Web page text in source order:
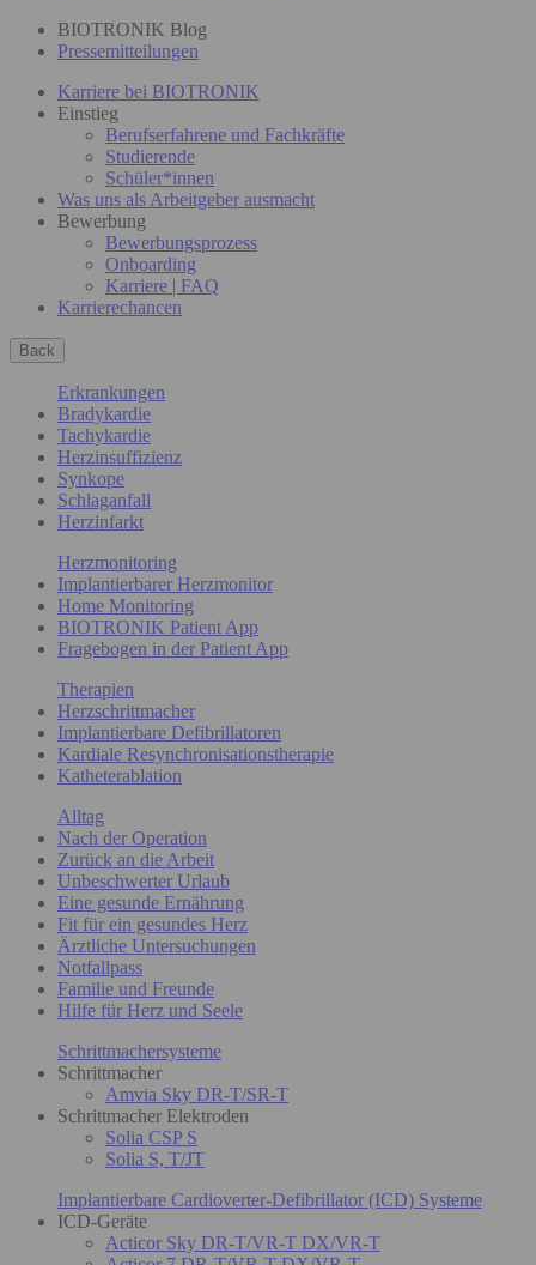
BIOTRONIK Blog
Pressemitteilungen
Karriere bei BIOTRONIK
Einstieg
Berufserfahrene und Fachkräfte
Studierende
Schüler*innen
Was uns als Arbeitgeber ausmacht
Bewerbung
Bewerbungsprozess
Onboarding
Karriere | FAQ
Karrierechancen
Back
Erkrankungen
Bradykardie
Tachykardie
Herzinsuffizienz
Synkope
Schlaganfall
Herzinfarkt
Herzmonitoring
Implantierbarer Herzmonitor
Home Monitoring
BIOTRONIK Patient App
Fragebogen in der Patient App
Therapien
Herzschrittmacher
Implantierbare Defibrillatoren
Kardiale Resynchronisationstherapie
Katheterablation
Alltag
Nach der Operation
Zurück an die Arbeit
Unbeschwerter Urlaub
Eine gesunde Ernährung
Fit für ein gesundes Herz
Ärztliche Untersuchungen
Notfallpass
Familie und Freunde
Hilfe für Herz und Seele
Schrittmachersysteme
Schrittmacher
Amvia Sky DR-T/SR-T
Schrittmacher Elektroden
Solia CSP S
Solia S, T/JT
Implantierbare Cardioverter-Defibrillator (ICD) Systeme
ICD-Geräte
Acticor Sky DR-T/VR-T DX/VR-T